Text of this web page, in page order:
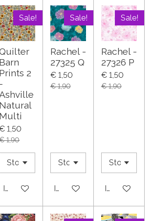
Sale!
Barn
Prints 2
-
Natural
Multi
1,50
1,90
In winkelwagen
Sale!
Rachel -
27325 Q
€ 1,50
€ 1,90
In winkelwagen
Sale!
Rachel -
27326 P
€ 1,50
€ 1,90
In